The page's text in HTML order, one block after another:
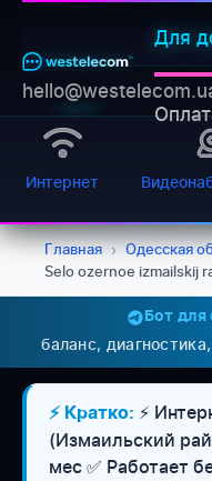
Для
Интернет
Главная › Одесская
Selo ozernoe izmailskij
Бот
баланс,
⚡ Кратко: ⚡
(Измаильский
мес ✅ Работает